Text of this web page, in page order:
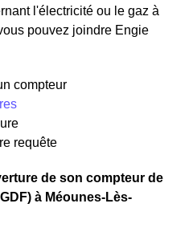
l'électricité ou le gaz à
pouvez joindre Engie
compteur
requête
de son compteur de
à Méounes-Lès-